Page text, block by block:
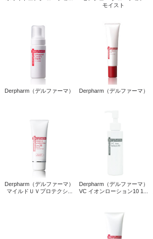
モイスト
Derpharm（デルファーマ） Derpharm（デルファーマ）
Derpharm（デルファーマ）
マイルドＵＶプロテクシ...
Derpharm（デルファーマ）
VC イオンローション10 1...